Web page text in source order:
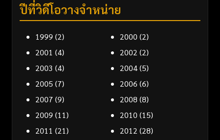
ปีที่วิดีโอวางจำหน่าย
1999 (2) 2000 (2)
2001 (4) 2002 (2)
2003 (4) 2004(5)
2005 (7) 2006 (6)
2007 (9) 2008 (8)
2009 (11) 2010 (15)
2011 (21) 2012 (28)